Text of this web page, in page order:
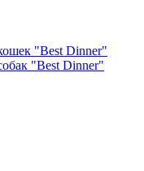
"Best Dinner"
"Best Dinner"